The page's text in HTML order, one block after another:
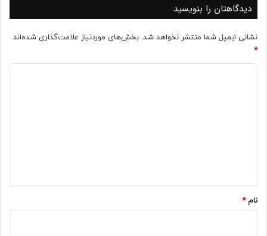
دیدگاهتان را بنویسید
نشانی ایمیل شما منتشر نخواهد شد. بخش‌های موردنیاز علامت‌گذاری شده‌اند
*
نام*